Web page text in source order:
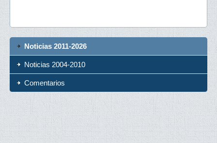
Noticias 2011-2026
Noticias 2004-2010
Comentarios